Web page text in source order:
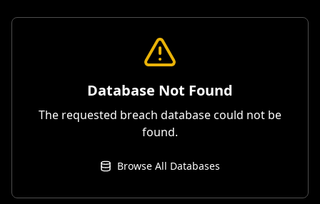
Database Not Found
The requested breach database could not be
found.
Browse All Databases